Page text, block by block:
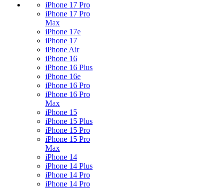
iPhone 17 Pro
iPhone 17 Pro
Max
iPhone 17e
iPhone 17
iPhone Air
iPhone 16
iPhone 16 Plus
iPhone 16e
iPhone 16 Pro
iPhone 16 Pro
Max
iPhone 15
iPhone 15 Plus
iPhone 15 Pro
iPhone 15 Pro
Max
iPhone 14
iPhone 14 Plus
iPhone 14 Pro
iPhone 14 Pro